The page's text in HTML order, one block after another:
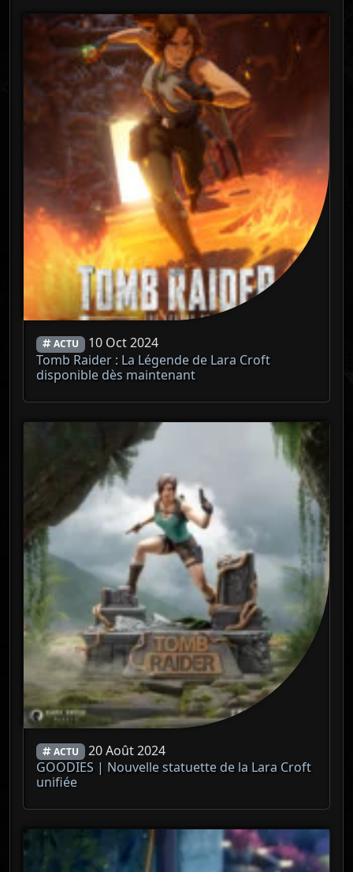
ACTU 10 Oct 2024
Tomb Raider : La Légende de Lara Croft
disponible dès maintenant
ACTU 20 Août 2024
GOODIES | Nouvelle statuette de la Lara Croft
unifiée